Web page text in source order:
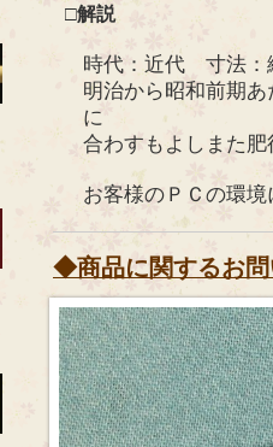
□解説
時代：近代 寸法：
明治から昭和前期
に
合わすもよしまた
お客様のＰＣの環
◆商品に関するお